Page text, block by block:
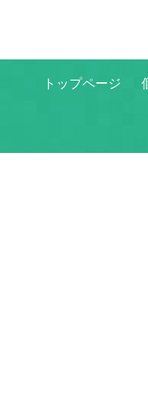
トップページ